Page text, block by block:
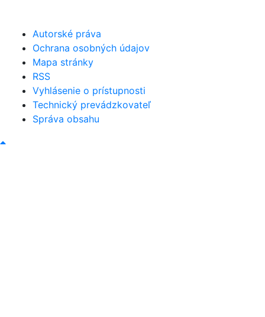
Autorské práva
Ochrana osobných údajov
Mapa stránky
RSS
Vyhlásenie o prístupnosti
Technický prevádzkovateľ
Správa obsahu